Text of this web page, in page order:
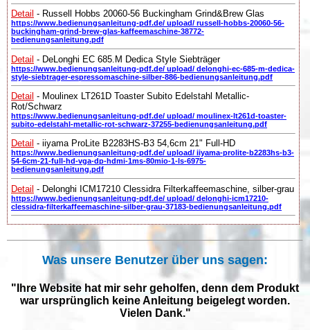
Detail - Russell Hobbs 20060-56 Buckingham Grind&Brew Glas
https://www.bedienungsanleitung-pdf.de/ upload/ russell-hobbs-20060-56-
buckingham-grind-brew-glas-kaffeemaschine-38772-
bedienungsanleitung.pdf
Detail - DeLonghi EC 685.M Dedica Style Siebträger
https://www.bedienungsanleitung-pdf.de/ upload/ delonghi-ec-685-m-dedica-
style-siebtrager-espressomaschine-silber-886-bedienungsanleitung.pdf
Detail - Moulinex LT261D Toaster Subito Edelstahl Metallic-
Rot/Schwarz
https://www.bedienungsanleitung-pdf.de/ upload/ moulinex-lt261d-toaster-
subito-edelstahl-metallic-rot-schwarz-37255-bedienungsanleitung.pdf
Detail - iiyama ProLite B2283HS-B3 54,6cm 21" Full-HD
https://www.bedienungsanleitung-pdf.de/ upload/ iiyama-prolite-b2283hs-b3-
54-6cm-21-full-hd-vga-dp-hdmi-1ms-80mio-1-ls-6975-
bedienungsanleitung.pdf
Detail - Delonghi ICM17210 Clessidra Filterkaffeemaschine, silber-grau
https://www.bedienungsanleitung-pdf.de/ upload/ delonghi-icm17210-
clessidra-filterkaffeemaschine-silber-grau-37183-bedienungsanleitung.pdf
Was unsere Benutzer über uns sagen:
"Ihre Website hat mir sehr geholfen, denn dem Produkt
war ursprünglich keine Anleitung beigelegt worden.
Vielen Dank."